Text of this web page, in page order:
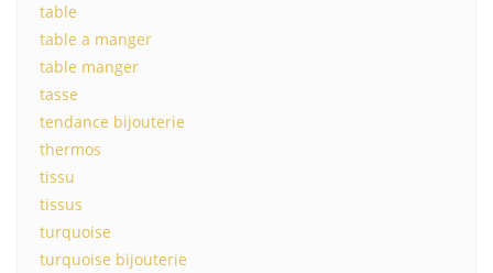
table
table a manger
table manger
tasse
tendance bijouterie
thermos
tissu
tissus
turquoise
turquoise bijouterie